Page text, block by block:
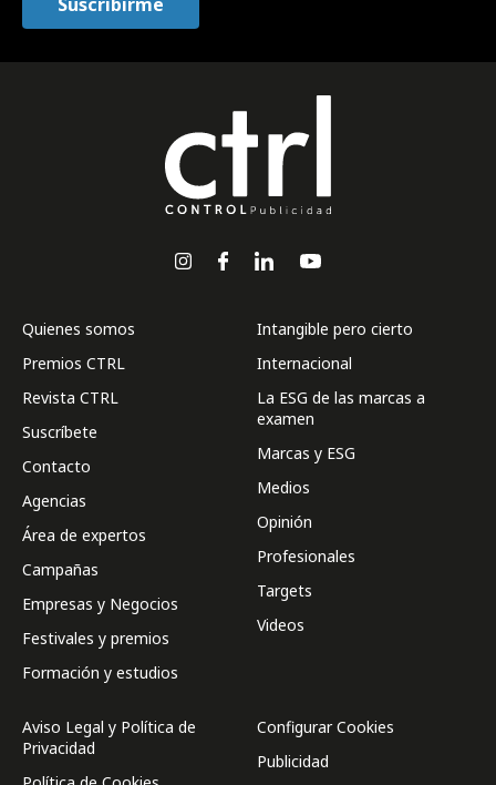
Quienes somos
Premios CTRL
Revista CTRL
Suscríbete
Contacto
Agencias
Área de expertos
Campañas
Empresas y Negocios
Festivales y premios
Formación y estudios
Intangible pero cierto
Internacional
La ESG de las marcas a
examen
Marcas y ESG
Medios
Opinión
Profesionales
Targets
Videos
Aviso Legal y Política de
Privacidad
Configurar Cookies
Publicidad